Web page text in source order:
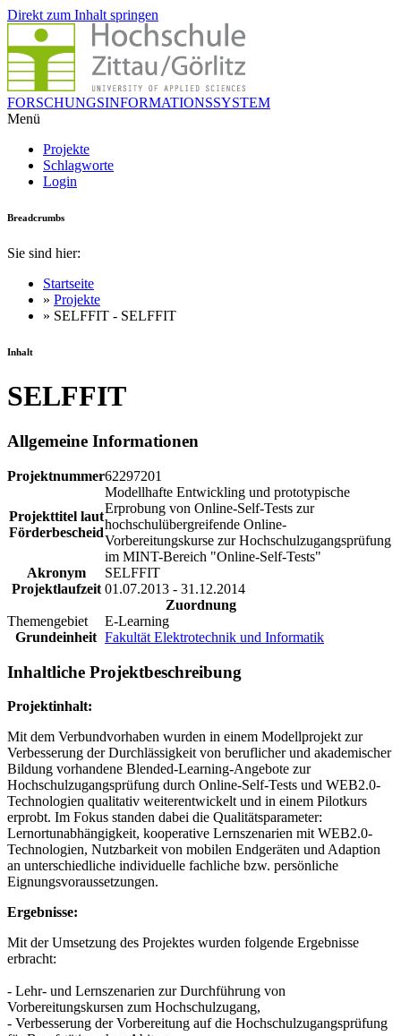
Direkt zum Inhalt springen
FORSCHUNGSINFORMATIONSSYSTEM
Menü
Projekte
Schlagworte
Login
Breadcrumbs
Sie sind hier:
Startseite
» Projekte
» SELFFIT - SELFFIT
Inhalt
SELFFIT
Allgemeine Informationen
Projektnummer62297201
Projekttitel laut
Förderbescheid
Modellhafte Entwickling und prototypische
Erprobung von Online-Self-Tests zur
hochschulübergreifende Online-
Vorbereitungskurse zur Hochschulzugangsprüfung
im MINT-Bereich "Online-Self-Tests"
Akronym
SELFFIT
Projektlaufzeit 01.07.2013 - 31.12.2014
Zuordnung
Themengebiet
E-Learning
Grundeinheit Fakultät Elektrotechnik und Informatik
Inhaltliche Projektbeschreibung
Projektinhalt:
Mit dem Verbundvorhaben wurden in einem Modellprojekt zur
Verbesserung der Durchlässigkeit von beruflicher und akademischer
Bildung vorhandene Blended-Learning-Angebote zur
Hochschulzugangsprüfung durch Online-Self-Tests und WEB2.0-
Technologien qualitativ weiterentwickelt und in einem Pilotkurs
erprobt. Im Fokus standen dabei die Qualitätsparameter:
Lernortunabhängigkeit, kooperative Lernszenarien mit WEB2.0-
Technologien, Nutzbarkeit von mobilen Endgeräten und Adaption
an unterschiedliche individuelle fachliche bzw. persönliche
Eignungsvoraussetzungen.
Ergebnisse:
Mit der Umsetzung des Projektes wurden folgende Ergebnisse
erbracht:
- Lehr- und Lernszenarien zur Durchführung von
Vorbereitungskursen zum Hochschulzugang,
- Verbesserung der Vorbereitung auf die Hochschulzugangsprüfung